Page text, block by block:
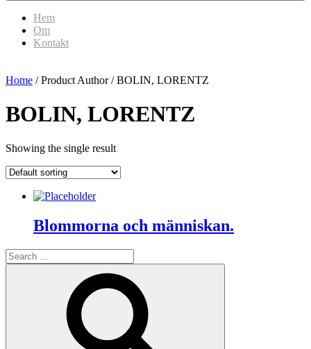
Hem
Om
Kontakt
Home / Product Author / BOLIN, LORENTZ
BOLIN, LORENTZ
Showing the single result
Blommorna och människan.
Search
for: